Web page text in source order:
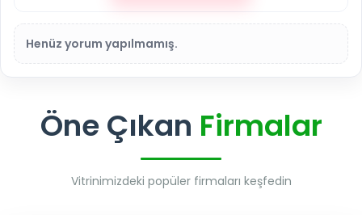
Henüz yorum yapılmamış.
Öne Çıkan Firmalar
Vitrinimizdeki popüler firmaları keşfedin